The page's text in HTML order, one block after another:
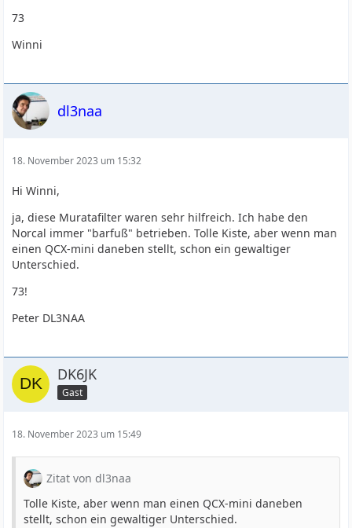
73
Winni
dl3naa
18. November 2023 um 15:32
Hi Winni,
ja, diese Muratafilter waren sehr hilfreich. Ich habe den
Norcal immer "barfuß" betrieben. Tolle Kiste, aber wenn man
einen QCX-mini daneben stellt, schon ein gewaltiger
Unterschied.
73!
Peter DL3NAA
DK6JK
Gast
18. November 2023 um 15:49
Zitat von dl3naa
Tolle Kiste, aber wenn man einen QCX-mini daneben
stellt, schon ein gewaltiger Unterschied.